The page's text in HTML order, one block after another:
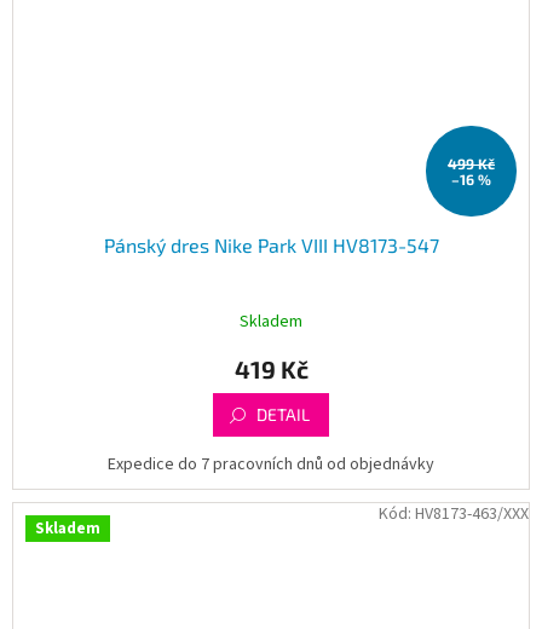
499 Kč
–16 %
Pánský dres Nike Park VIII HV8173-547
Skladem
419 Kč
DETAIL
Expedice do 7 pracovních dnů od objednávky
Skladem
Kód: HV8173-463/XXX